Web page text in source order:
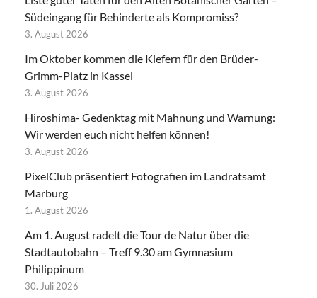
Südeingang für Behinderte als Kompromiss?
3. August 2026
Im Oktober kommen die Kiefern für den Brüder-
Grimm-Platz in Kassel
3. August 2026
Hiroshima- Gedenktag mit Mahnung und Warnung:
Wir werden euch nicht helfen können!
3. August 2026
PixelClub präsentiert Fotografien im Landratsamt
Marburg
1. August 2026
Am 1. August radelt die Tour de Natur über die
Stadtautobahn – Treff 9.30 am Gymnasium
Philippinum
30. Juli 2026